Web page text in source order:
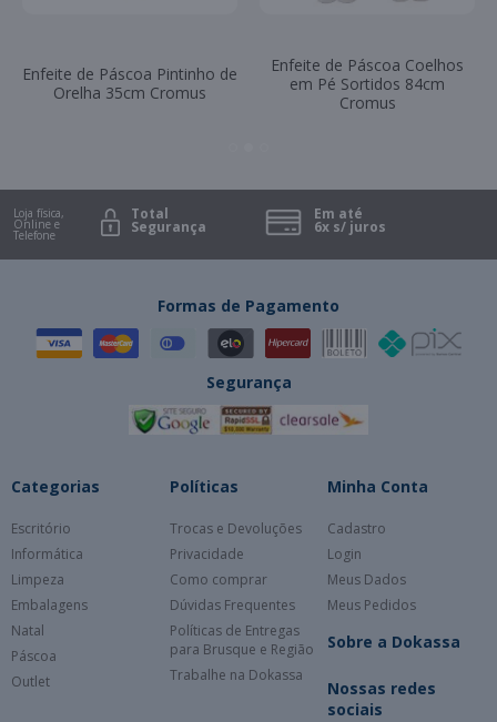
Enfeite de Páscoa Coelhos
em Pé Sortidos 84cm
Cromus
Loja física,
Online e
Telefone
Total
Segurança
Em até
6x s/ juros
Formas de Pagamento
Segurança
Categorias
Escritório
Informática
Limpeza
Embalagens
Natal
Páscoa
Outlet
Políticas
Trocas e Devoluções
Privacidade
Como comprar
Dúvidas Frequentes
Políticas de Entregas
para Brusque e Região
Trabalhe na Dokassa
Minha Conta
Cadastro
Login
Meus Dados
Meus Pedidos
Sobre a Dokassa
Nossas redes
sociais